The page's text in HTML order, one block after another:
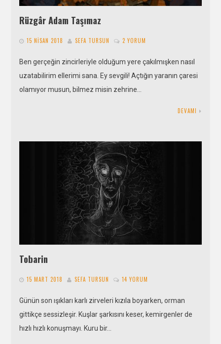
Rüzgâr Adam Taşımaz
15 NISAN 2018 SEFA TURSUN 2 YORUM
Ben gerçeğin zincirleriyle olduğum yere çakılmışken nasıl
uzatabilirim ellerimi sana. Ey sevgili! Açtığın yaranın çaresi
olamıyor musun, bilmez misin zehrine…
DEVAMI
Tobarin
15 MART 2018 SEFA TURSUN 14 YORUM
Günün son ışıkları karlı zirveleri kızıla boyarken, orman
gittikçe sessizleşir. Kuşlar şarkısını keser, kemirgenler de
hızlı hızlı konuşmayı. Kuru bir…